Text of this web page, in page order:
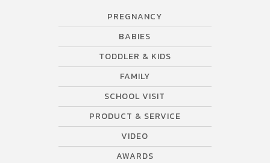
PREGNANCY
BABIES
TODDLER & KIDS
FAMILY
SCHOOL VISIT
PRODUCT & SERVICE
VIDEO
AWARDS